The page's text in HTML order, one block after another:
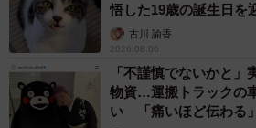
悟した19歳の誕生日を
古川 諭香
2026.08.06
「不謹慎でないかと
物資…運搬トラックの
い 「痛いほど伝わる